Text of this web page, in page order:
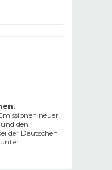
neuer
den
der Deutschen